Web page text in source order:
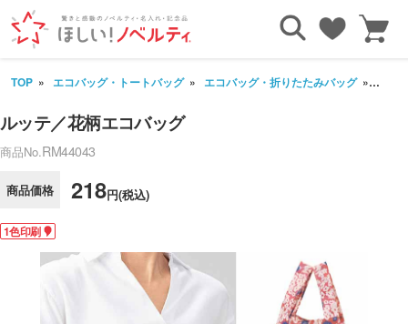
TOP エコバッグ・トートバッグ エコバッグ・折りたたみバッグ ルッ
ルッテ／花柄エコバッグ
商品No.RM44043
商品価格 218円(税込)
1色印刷